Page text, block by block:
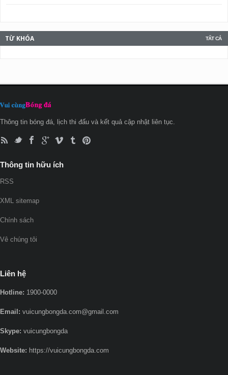
TẤT CẢ
TỪ KHÓA
Thông tin bóng đá, lịch thi đấu và kết quả cập nhật liên tục.
Thông tin hữu ích
RSS
XML sitemap
Chính sách
Vê chúng tôi
Liên hệ
Hotline: 1900-0000
Email: vuicungbongda.com@gmail.com
Skype: vuicungbongda
Website: https://vuicungbongda.com